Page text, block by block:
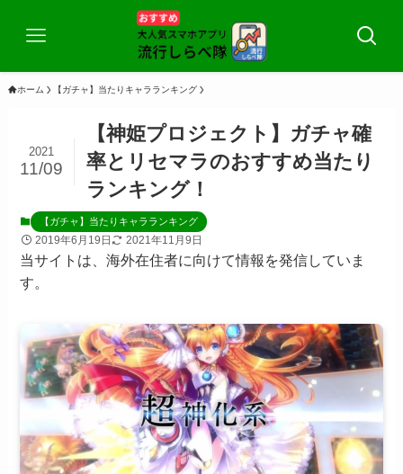
ホーム 【ガチャ】当たりキャラランキング
【神姫プロジェクト】ガチャ確
率とリセマラのおすすめ当たり
ランキング！
2021
11/09
【ガチャ】当たりキャラランキング
2019年6月19日 2021年11月9日
当サイトは、海外在住者に向けて情報を発信していま
す。